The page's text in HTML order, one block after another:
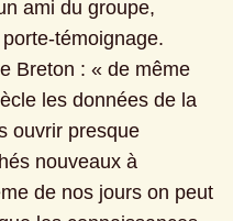
ami du groupe,
témoignage.
Breton : « de même
les données de la
ouvrir presque
nouveaux à
de nos jours on peut